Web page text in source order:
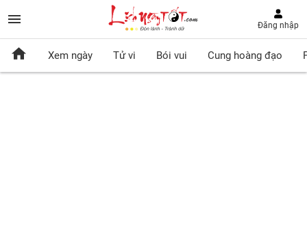
Đăng nhập
Xem ngày Tử vi Bói vui Cung hoàng đạo